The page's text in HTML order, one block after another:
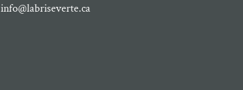
info@labriseverte.ca